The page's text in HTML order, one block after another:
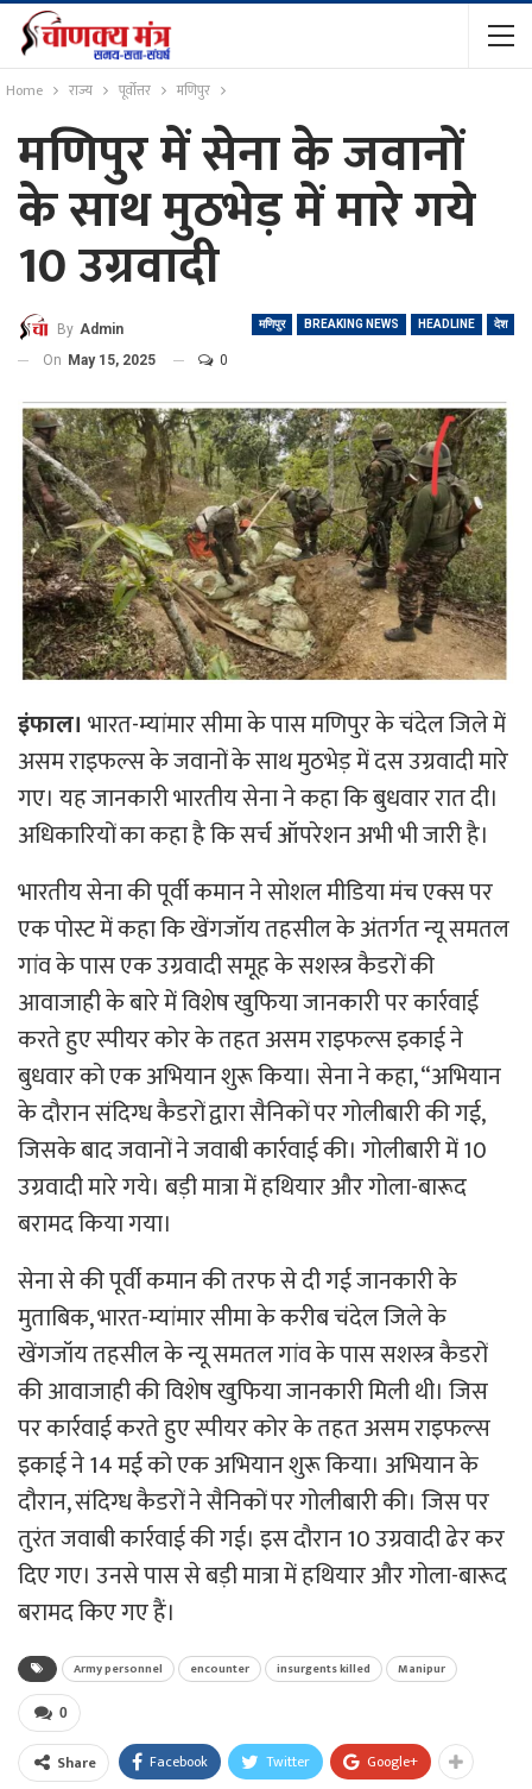
Home राज्य पूर्वोत्तर मणिपुर
मणिपुर में सेना के जवानों
के साथ मुठभेड़ में मारे गये
10 उग्रवादी
मणिपुर BREAKING NEWS HEADLINE देश
By Admin
On May 15, 2025 0
इंफाल। भारत-म्यांमार सीमा के पास मणिपुर के चंदेल जिले में
असम राइफल्स के जवानों के साथ मुठभेड़ में दस उग्रवादी मारे
गए। यह जानकारी भारतीय सेना ने कहा कि बुधवार रात दी।
अधिकारियों का कहा है कि सर्च ऑपरेशन अभी भी जारी है।
भारतीय सेना की पूर्वी कमान ने सोशल मीडिया मंच एक्स पर
एक पोस्ट में कहा कि खेंगजॉय तहसील के अंतर्गत न्यू समतल
गांव के पास एक उग्रवादी समूह के सशस्त्र कैडरों की
आवाजाही के बारे में विशेष खुफिया जानकारी पर कार्रवाई
करते हुए स्पीयर कोर के तहत असम राइफल्स इकाई ने
बुधवार को एक अभियान शुरू किया। सेना ने कहा, “अभियान
के दौरान संदिग्ध कैडरों द्वारा सैनिकों पर गोलीबारी की गई,
जिसके बाद जवानों ने जवाबी कार्रवाई की। गोलीबारी में 10
उग्रवादी मारे गये। बड़ी मात्रा में हथियार और गोला-बारूद
बरामद किया गया।
सेना से की पूर्वी कमान की तरफ से दी गई जानकारी के
मुताबिक, भारत-म्यांमार सीमा के करीब चंदेल जिले के
खेंगजॉय तहसील के न्यू समतल गांव के पास सशस्त्र कैडरों
की आवाजाही की विशेष खुफिया जानकारी मिली थी। जिस
पर कार्रवाई करते हुए स्पीयर कोर के तहत असम राइफल्स
इकाई ने 14 मई को एक अभियान शुरू किया। अभियान के
दौरान, संदिग्ध कैडरों ने सैनिकों पर गोलीबारी की। जिस पर
तुरंत जवाबी कार्रवाई की गई। इस दौरान 10 उग्रवादी ढेर कर
दिए गए। उनसे पास से बड़ी मात्रा में हथियार और गोला-बारूद
बरामद किए गए हैं।
Army personnel encounter insurgents killed Manipur
0
Share Facebook Twitter Google+